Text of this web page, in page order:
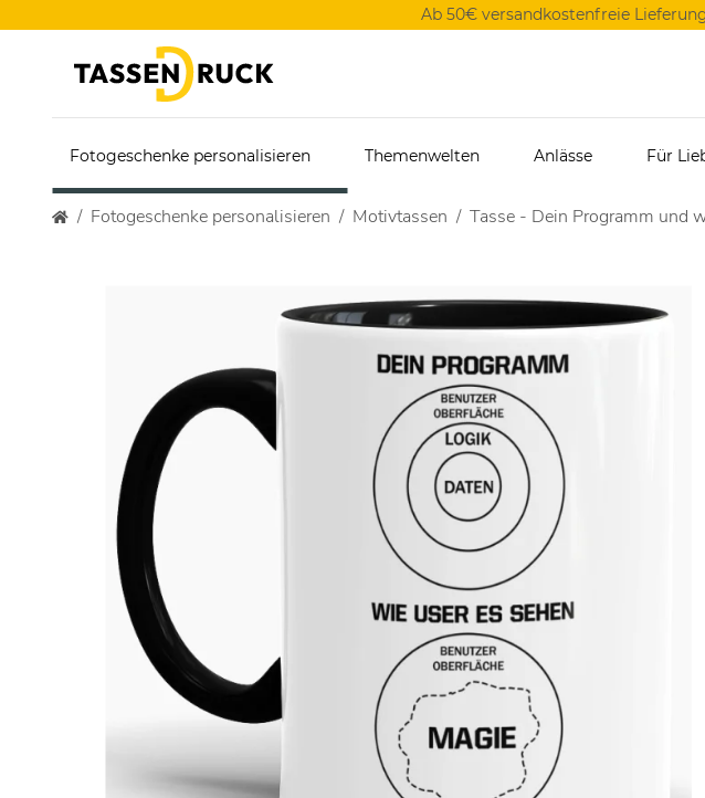
Ab 50€ versandkostenfreie
Fotogeschenke personalisieren Themenwelten Anlässe Für
Fotogeschenke personalisieren Motivtassen Tasse - Dein Programm und